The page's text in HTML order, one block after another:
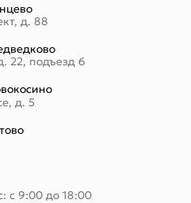
д. 88
22, подъезд 6
д. 5
с 9:00 до 18:00